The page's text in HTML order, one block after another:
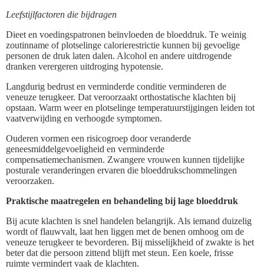
Leefstijlfactoren die bijdragen
Dieet en voedingspatronen beïnvloeden de bloeddruk. Te weinig
zoutinname of plotselinge calorierestrictie kunnen bij gevoelige
personen de druk laten dalen. Alcohol en andere uitdrogende
dranken verergeren uitdroging hypotensie.
Langdurig bedrust en verminderde conditie verminderen de
veneuze terugkeer. Dat veroorzaakt orthostatische klachten bij
opstaan. Warm weer en plotselinge temperatuurstijgingen leiden tot
vaatverwijding en verhoogde symptomen.
Ouderen vormen een risicogroep door veranderde
geneesmiddelgevoeligheid en verminderde
compensatiemechanismen. Zwangere vrouwen kunnen tijdelijke
posturale veranderingen ervaren die bloeddrukschommelingen
veroorzaken.
Praktische maatregelen en behandeling bij lage bloeddruk
Bij acute klachten is snel handelen belangrijk. Als iemand duizelig
wordt of flauwvalt, laat hen liggen met de benen omhoog om de
veneuze terugkeer te bevorderen. Bij misselijkheid of zwakte is het
beter dat die persoon zittend blijft met steun. Een koele, frisse
ruimte vermindert vaak de klachten.